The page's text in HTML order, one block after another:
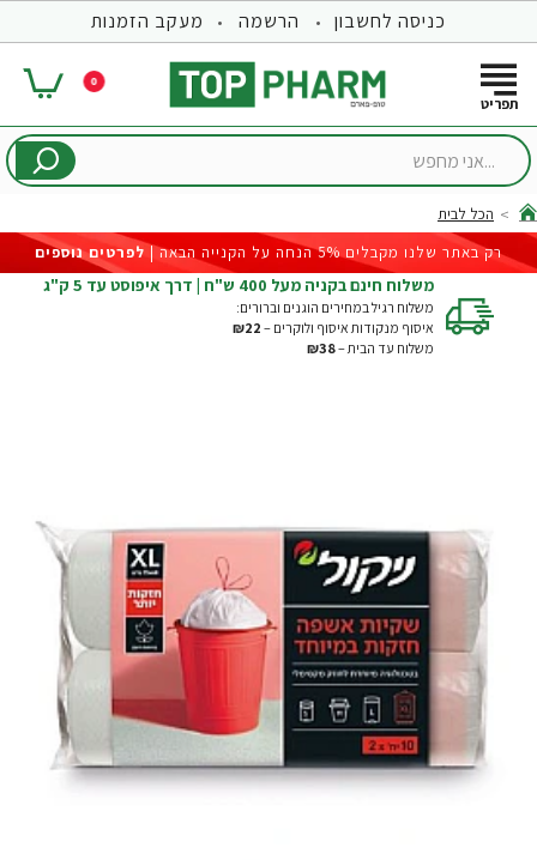
כניסה לחשבון הרשמה מעקב הזמנות
0
...אני
home
הכל לבית
רק באתר שלנו מקבלים 5% הנחה על הקנייה הבאה |
לפרטים נוספים
משלוח חינם בקניה מעל 400 ש"ח | דרך איפוסט עד 5 ק"ג
משלוח רגיל במחירים הוגנים וברורים:
איסוף מנקודות איסוף ולוקרים – ₪22
משלוח עד הבית –₪38